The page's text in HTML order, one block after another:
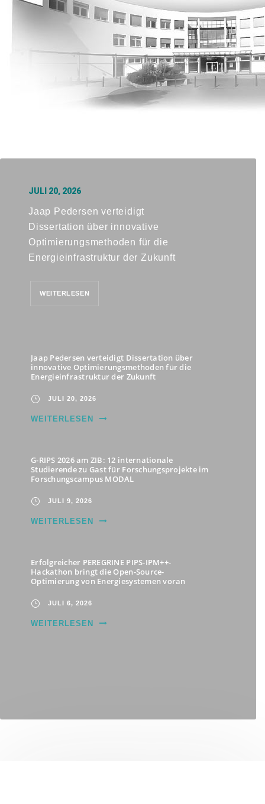
Jaap Pedersen verteidigt
Dissertation über innovative
Optimierungsmethoden für die
Energieinfrastruktur der Zukunft
JULI 20, 2026
WEITERLESEN
Jaap Pedersen verteidigt Dissertation über
innovative Optimierungsmethoden für die
Energieinfrastruktur der Zukunft
JULI 20, 2026
WEITERLESEN
G-RIPS 2026 am ZIB: 12 internationale
Studierende zu Gast für Forschungsprojekte im
Forschungscampus MODAL
JULI 9, 2026
WEITERLESEN
Erfolgreicher PEREGRINE PIPS-IPM++-
Hackathon bringt die Open-Source-
Optimierung von Energiesystemen voran
JULI 6, 2026
WEITERLESEN